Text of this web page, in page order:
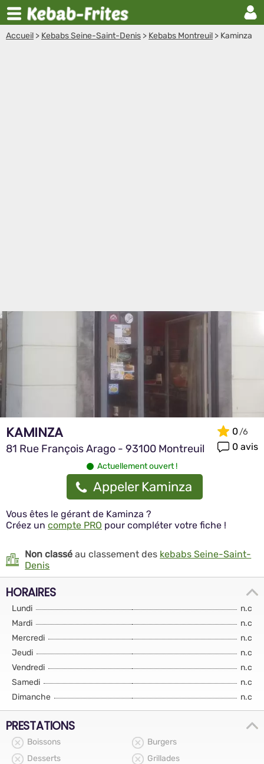
Accueil > Kebabs Seine-Saint-Denis > Kebabs Montreuil > Kaminza
KAMINZA
81 Rue François Arago - 93100 Montreuil
0
0 avis
Actuellement ouvert !
Appeler Kaminza
Vous êtes le gérant de Kaminza ?
Créez un compte PRO pour compléter votre fiche !
Non classé au classement des kebabs Seine-Saint-
Denis
HORAIRES
Lundi
n.c
Mardi
n.c
Mercredi
n.c
Jeudi
n.c
Vendredi
n.c
Samedi
n.c
Dimanche
n.c
PRESTATIONS
Boissons
Burgers
Desserts
Grillades